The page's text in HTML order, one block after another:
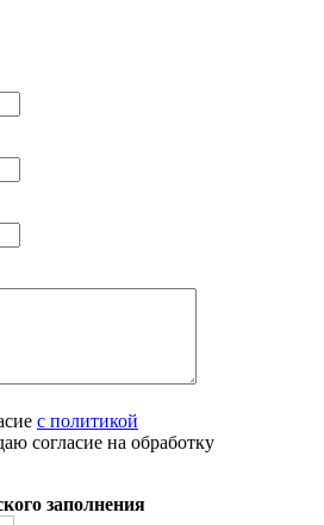
с политикой
согласие на обработку
заполнения